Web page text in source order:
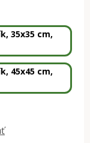
35x35 cm,
45x45 cm,